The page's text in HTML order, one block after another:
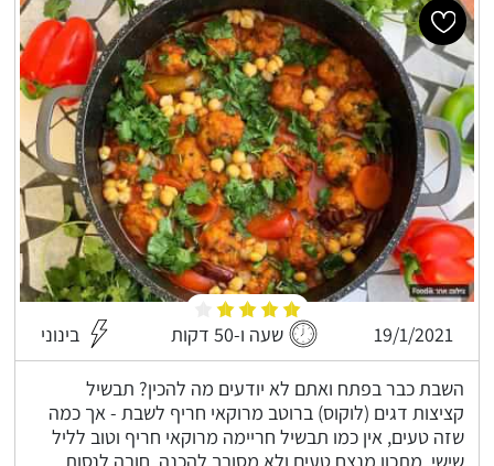
19/1/2021 שעה ו-50 דקות בינוני
השבת כבר בפתח ואתם לא יודעים מה להכין? תבשיל
קציצות דגים (לוקוס) ברוטב מרוקאי חריף לשבת - אך כמה
שזה טעים, אין כמו תבשיל חריימה מרוקאי חריף וטוב לליל
שישי, מתכון מנצח טעים ולא מסובך להכנה, חובה לנסות